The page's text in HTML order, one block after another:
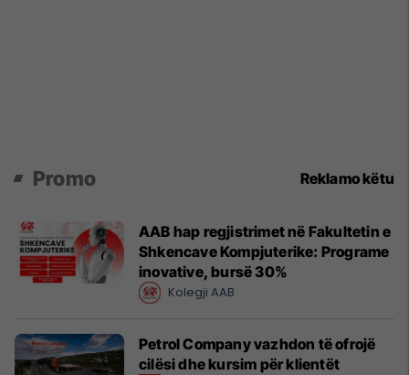
Promo Reklamo këtu
AAB hap regjistrimet në Fakultetin e
Shkencave Kompjuterike: Programe
inovative, bursë 30%
Kolegji AAB
Petrol Company vazhdon të ofrojë
cilësi dhe kursim për klientët